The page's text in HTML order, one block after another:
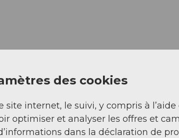
des cookies
site internet, le suivi, y compris à
optimiser et analyser les offres et
dans la déclaration de